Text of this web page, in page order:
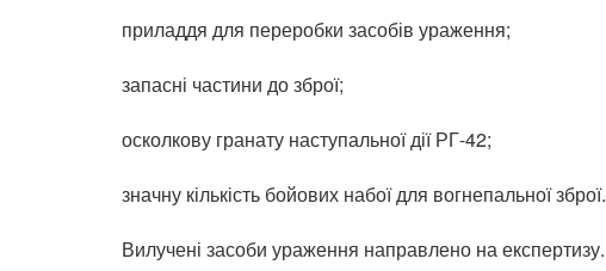
приладдя для переробки засобів ураження;
запасні частини до зброї;
осколкову гранату наступальної дії РГ-42;
значну кількість бойових набої для вогнепальної зброї.
Вилучені засоби ураження направлено на експертизу.